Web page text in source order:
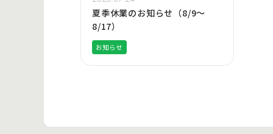
夏季休業のお知らせ（8/9～
8/17）
お知らせ